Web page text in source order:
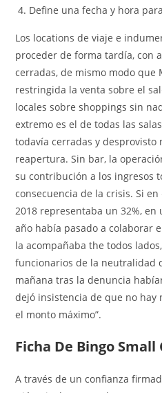
Define una fecha y hora
Los locations de viaje e
proceder de forma tardía, con
cerradas, de mismo modo que
restringida la venta sobre el
locales sobre shoppings sin
extremo es el de todas las
todavía cerradas y
reapertura. Sin bar, la
su contribución a los ingresos
consecuencia de la crisis. Si
2018 representaba un 32%,
año había pasado a colaborar
la acompañaba the todos
funcionarios de la neutralidad
mañana tras la denuncia
dejó insistencia de que no
el monto máximo”.
Ficha De Bingo Small
A través de un confianza